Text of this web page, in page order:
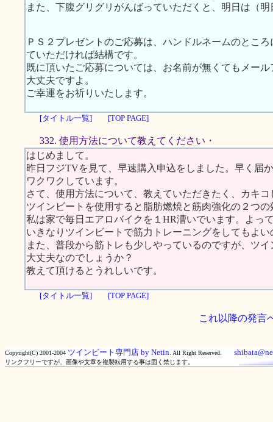
また、下腹グリグリがんばっていただくと、明日は（
ＰＳ２プレゼントのご応募は、ハンドルネームのとこ
ていただければ結構です。
既に頂いたご応募については、お名前が無くてもメー
大丈夫ですよ。
ご幸運をお祈りいたします。
[タイトル一覧] [TOP PAGE]
332. 使用方法について教えてください・
はじめまして。
昨日フジTVを見て、早速購入申込をしました。早く届
ワクワクしています。
さて、使用方法について、教えていただきたく、カキ
ツインビートを使用すると脂肪燃焼と筋肉強化の２つ
私は家で毎日エアロバイクを１HR漕いでいます。よっ
いきなりツインビートで筋力トレーニングをしてもよ
また、普段から筋トレも少しやっているのですが、ツ
大丈夫なのでしょうか？
教えて頂けるとうれしいです。
[タイトル一覧] [TOP PAGE]
これ以降の発言
Copyright(C) 2001-2004 ツインビート専門店 by Netin. All Right Reserved.
リンクフリーですが、画像や文章を複製転用する事は固く禁じます。